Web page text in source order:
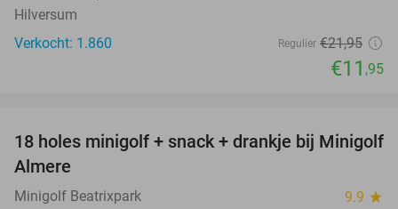
Hilversum
Verkocht: 1.860
Regulier €21,95
€11 ,95
50%
18 holes minigolf + snack + drankje bij Minigolf
Almere
Minigolf Beatrixpark 9.9 star